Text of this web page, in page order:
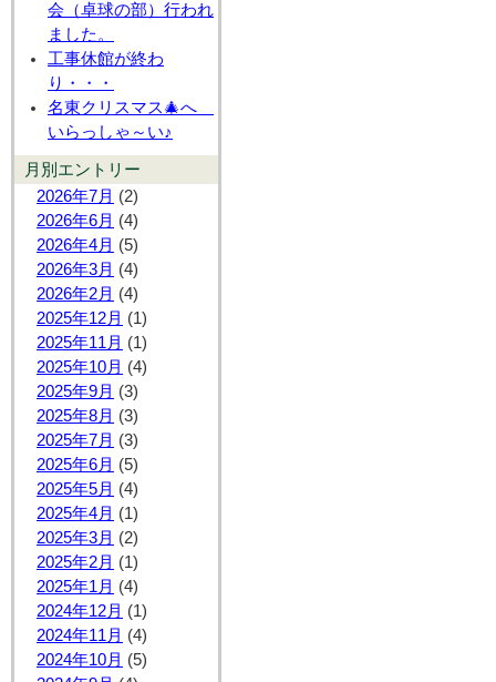
会（卓球の部）行われ
ました。
工事休館が終わ
り・・・
名東クリスマス🎄へ
いらっしゃ～い♪
月別エントリー
2026年7月 (2)
2026年6月 (4)
2026年4月 (5)
2026年3月 (4)
2026年2月 (4)
2025年12月 (1)
2025年11月 (1)
2025年10月 (4)
2025年9月 (3)
2025年8月 (3)
2025年7月 (3)
2025年6月 (5)
2025年5月 (4)
2025年4月 (1)
2025年3月 (2)
2025年2月 (1)
2025年1月 (4)
2024年12月 (1)
2024年11月 (4)
2024年10月 (5)